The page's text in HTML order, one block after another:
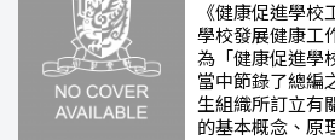
《健康促進學
學校發展健康工
為「健康促進學
當中節錄了總編
生組織所訂立有
的基本概念、原